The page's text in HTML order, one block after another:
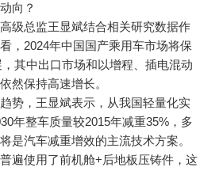
向？
级总监王显斌结合相关研究数据作
，2024年中国国产乘用车市场将保
其中出口市场和以增程、插电混动
然保持高速增长。
势，王显斌表示，从我国轻量化实
年整车质量较2015年减重35%，多
是汽车减重增效的主流技术方案。
遍使用了前机舱+后地板压铸件，这